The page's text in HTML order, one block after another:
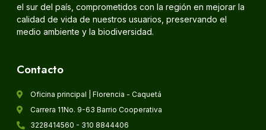
el sur del país, comprometidos con la región en mejorar la
calidad de vida de nuestros usuarios, preservando el
medio ambiente y la biodiversidad.
Contacto
Oficina principal | Florencia - Caquetá
Carrera 11No. 9-63 Barrio Cooperativa
3228414560 - 310 8844406